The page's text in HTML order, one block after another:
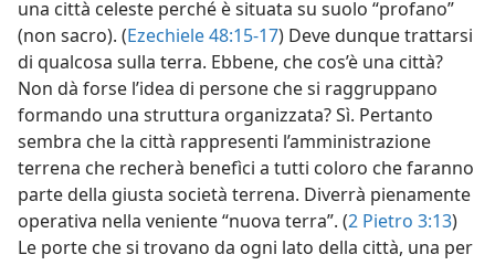
una città celeste perché è situata su suolo “profano”
(non sacro). (Ezechiele 48:15-17) Deve dunque trattarsi
di qualcosa sulla terra. Ebbene, che cos’è una città?
Non dà forse l’idea di persone che si raggruppano
formando una struttura organizzata? Sì. Pertanto
sembra che la città rappresenti l’amministrazione
terrena che recherà benefìci a tutti coloro che faranno
parte della giusta società terrena. Diverrà pienamente
operativa nella veniente “nuova terra”. (2 Pietro 3:13)
Le porte che si trovano da ogni lato della città, una per